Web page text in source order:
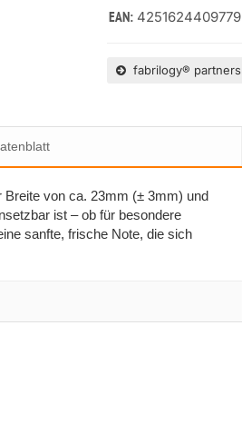
EAN: 4251624409779
fabrilogy® partners
Breite von ca. 23mm (± 3mm) und
ist – ob für besondere
sanfte, frische Note, die sich